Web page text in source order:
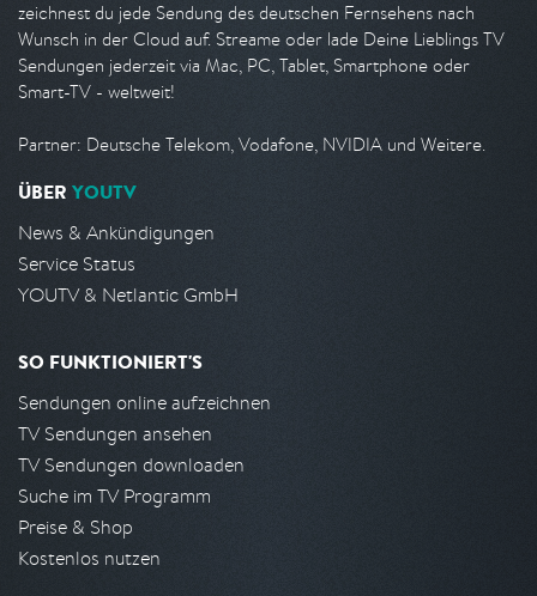
zeichnest du jede Sendung des deutschen Fernsehens nach
Wunsch in der Cloud auf. Streame oder lade Deine Lieblings TV
Sendungen jederzeit via Mac, PC, Tablet, Smartphone oder
Smart-TV - weltweit!
Partner: Deutsche Telekom, Vodafone, NVIDIA und Weitere.
ÜBER YOUTV
News & Ankündigungen
Service Status
YOUTV & Netlantic GmbH
SO FUNKTIONIERT'S
Sendungen online aufzeichnen
TV Sendungen ansehen
TV Sendungen downloaden
Suche im TV Programm
Preise & Shop
Kostenlos nutzen